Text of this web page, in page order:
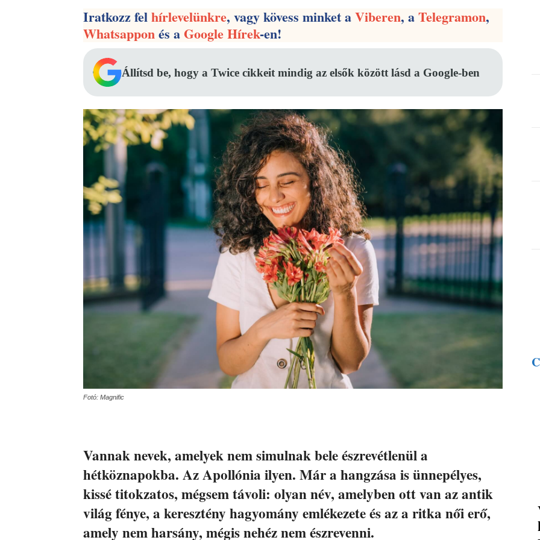
Iratkozz felhírlevelünkre, vagy kövess minket aViberen, aTelegramon,
Whatsapponés aGoogle Hírek-en!
Állítsd be, hogy a Twice cikkeit mindig az elsők között lásd a Google-ben
Fotó: Magnific
Vannak nevek, amelyek nem simulnak bele észrevétlenül a
hétköznapokba. Az Apollónia ilyen. Már a hangzása is ünnepélyes,
kissé titokzatos, mégsem távoli: olyan név, amelyben ott van az antik
világ fénye, a keresztény hagyomány emlékezete és az a ritka női erő,
amely nem harsány, mégis nehéz nem észrevenni.